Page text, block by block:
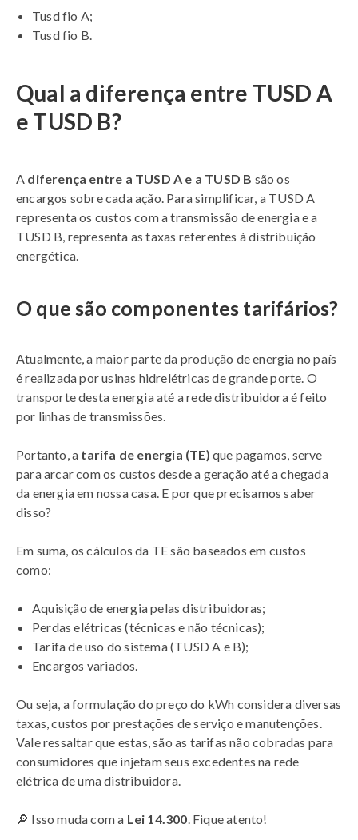
Tusd fio A;
Tusd fio B.
Qual a diferença entre TUSD A
e TUSD B?
A diferença entre a TUSD A e a TUSD B são os
encargos sobre cada ação. Para simplificar, a TUSD A
representa os custos com a transmissão de energia e a
TUSD B, representa as taxas referentes à distribuição
energética.
O que são componentes tarifários?
Atualmente, a maior parte da produção de energia no país
é realizada por usinas hidrelétricas de grande porte. O
transporte desta energia até a rede distribuidora é feito
por linhas de transmissões.
Portanto, a tarifa de energia (TE) que pagamos, serve
para arcar com os custos desde a geração até a chegada
da energia em nossa casa. E por que precisamos saber
disso?
Em suma, os cálculos da TE são baseados em custos
como:
Aquisição de energia pelas distribuidoras;
Perdas elétricas (técnicas e não técnicas);
Tarifa de uso do sistema (TUSD A e B);
Encargos variados.
Ou seja, a formulação do preço do kWh considera diversas
taxas, custos por prestações de serviço e manutenções.
Vale ressaltar que estas, são as tarifas não cobradas para
consumidores que injetam seus excedentes na rede
elétrica de uma distribuidora.
🔎 Isso muda com a Lei 14.300. Fique atento!